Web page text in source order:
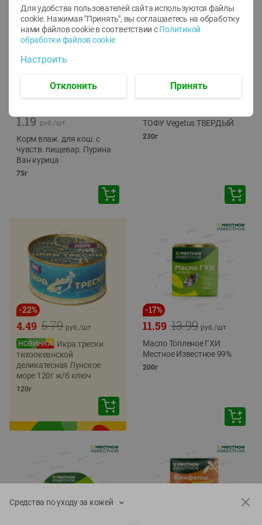
1.19 руб./шт
Корм влаж. для кош. с
чувств. пищевар. Пурина
Ван курица
75г
ТОФУ Vegetus ТВЕРДЫЙ
230г
-22%
5.79
4.49 руб./шт
Икра трески
тихоокеанской
деликатесная Лунское
море 120г ж/б ключ
120г
-17%
13.99
11.59 руб./шт
Масло Топленое ГХИ
Местное Известное 99%
200г
Средства по уходу за кожей
Для удобства пользователей сайта используются файлы
cookie. Нажимая "Принять", вы соглашаетесь на обработку
нами файлов cookie в соответствии с Политикой
обработки файлов cookie
Настроить
Отклонить Принять